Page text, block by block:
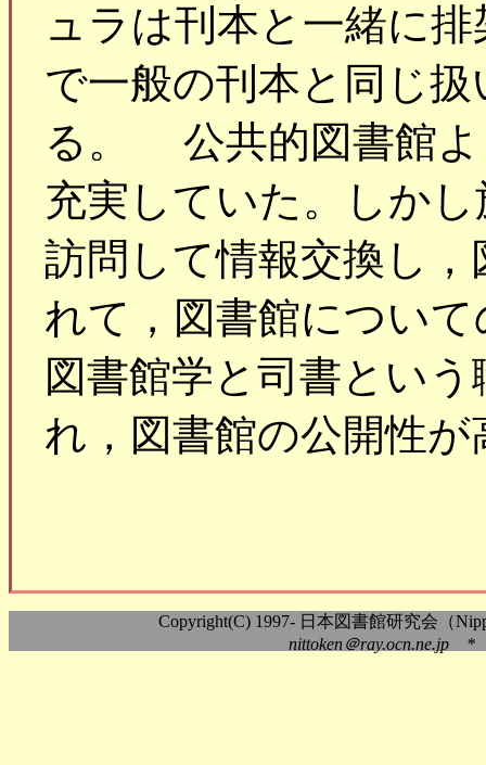
ュラは刊本と一緒に
で一般の刊本と同じ
る。 公共的図書館よ
充実していた。しか
訪問して情報交換し
れて，図書館につい
図書館学と司書とい
れ，図書館の公開性
Copyright(C) 1997- 日本図書館研究会（
nittoken＠ray.ocn.ne.jp *